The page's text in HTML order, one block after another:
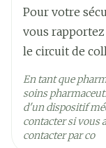
résistants à la
l'efficacité du
antibiotiques
d'otite
approprié doit
du
externe doit
au titulaire de
marché en
fin de cette
relatifs au
Pour votre
vous
le circuit de
En tant que
soins
d'un dispositif
contacter si vous
contacter par co